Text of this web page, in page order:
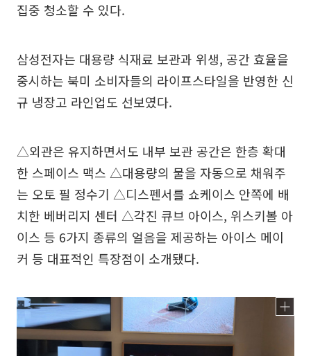
집중 청소할 수 있다.
삼성전자는 대용량 식재료 보관과 위생, 공간 효율을
중시하는 북미 소비자들의 라이프스타일을 반영한 신
규 냉장고 라인업도 선보였다.
△외관은 유지하면서도 내부 보관 공간은 한층 확대
한 스페이스 맥스 △대용량의 물을 자동으로 채워주
는 오토 필 정수기 △디스펜서를 쇼케이스 안쪽에 배
치한 베버리지 센터 △각진 큐브 아이스, 위스키볼 아
이스 등 6가지 종류의 얼음을 제공하는 아이스 메이
커 등 대표적인 특장점이 소개됐다.